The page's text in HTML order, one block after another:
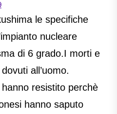
le specifiche
nucleare
di 6 grado.I morti e
all’uomo.
resistito perchè
hanno saputo